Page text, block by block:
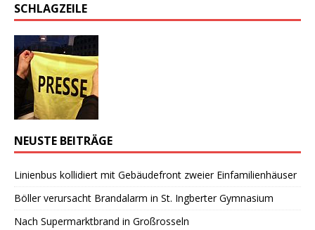
SCHLAGZEILE
NEUSTE BEITRÄGE
Linienbus kollidiert mit Gebäudefront zweier Einfamilienhäuser
Böller verursacht Brandalarm in St. Ingberter Gymnasium
Nach Supermarktbrand in Großrosseln